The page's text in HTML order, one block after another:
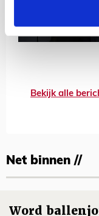
Bekijk alle
Net binnen //
Word